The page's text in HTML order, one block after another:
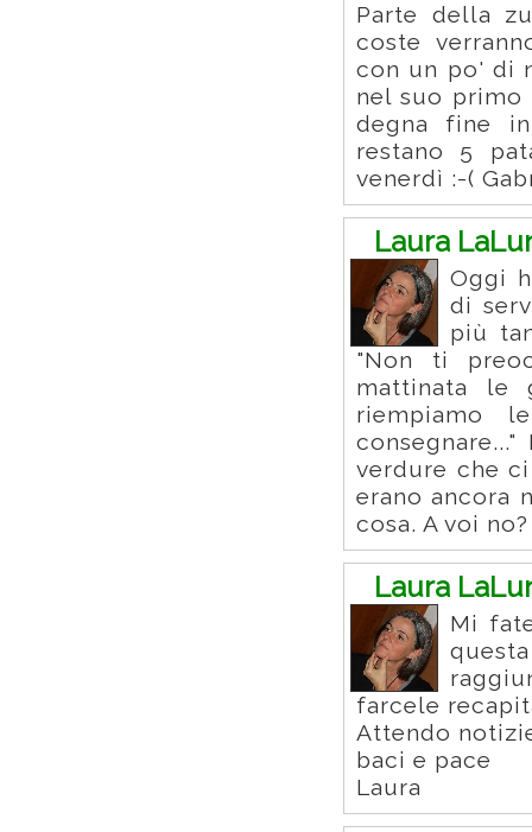
Parte della
coste
con un po' di
nel suo primo
degna fine
restano 5
venerdì :-(
Laura
Oggi
di
più
"Non ti
mattinata le
riempiamo
verdure che
erano ancora
cosa. A voi
Laura
Mi
farcele
Attendo
baci e pace
Laura